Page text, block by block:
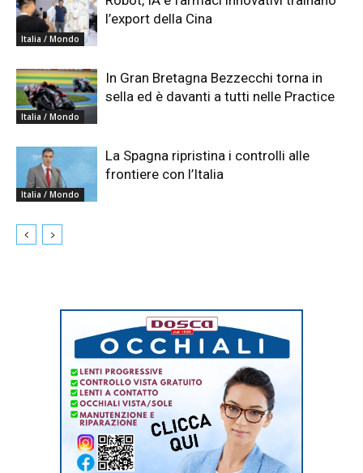
Italia / Mondo
l’export della Cina
Italia / Mondo
In Gran Bretagna Bezzecchi torna in
sella ed è davanti a tutti nelle Practice
Italia / Mondo
La Spagna ripristina i controlli alle
frontiere con l’Italia